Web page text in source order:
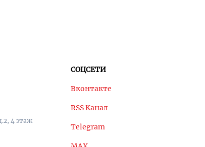
4 этаж
СОЦСЕТИ
Вконтакте
RSS Канал
Telegram